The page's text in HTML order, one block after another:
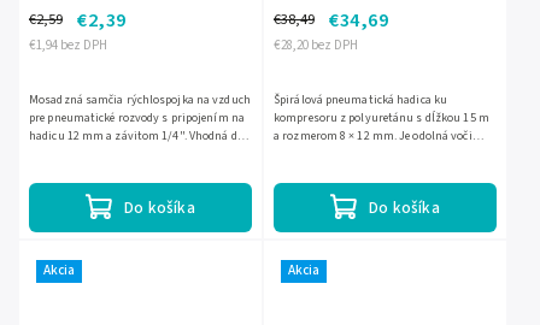
€1,94 bez DPH
€2,59 €2,39
Do košíka
Mosadzná samčia rýchlospojka na vzduch
pre pneumatické rozvody s pripojením na
hadicu 12 mm a závitom 1/4". Vhodná do
€28,20 bez DPH
€38,49 €34,69
Do košíka
Špirálová pneumatická hadica ku
kompresoru z polyuretánu s dĺžkou 15 m
a rozmerom 8 × 12 mm. Je odolná voči
Akcia Akcia